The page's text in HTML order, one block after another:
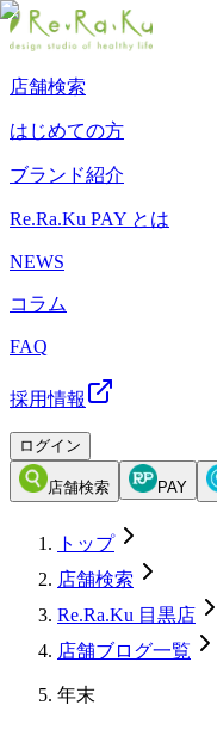
店舗検索
はじめての方
ブランド紹介
Re.Ra.Ku PAY とは
NEWS
コラム
FAQ
採用情報
ログイン
店舗検索 PAY
トップ
店舗検索
Re.Ra.Ku 目黒店
店舗ブログ一覧
年末